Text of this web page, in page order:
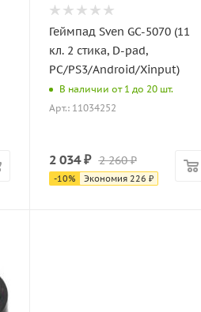
Геймпад Sven GC-5070 (11
кл. 2 стика, D-pad,
PC/PS3/Android/Xinput)
В наличии от 1 до 20 шт.
Арт.: 11034252
2 034₽ 2 260₽
-10% Экономия 226 ₽